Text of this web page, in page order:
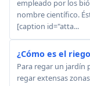
empleado por los
nombre científico.
[caption id="atta...
¿Cómo es el
Para regar un jardín
regar extensas